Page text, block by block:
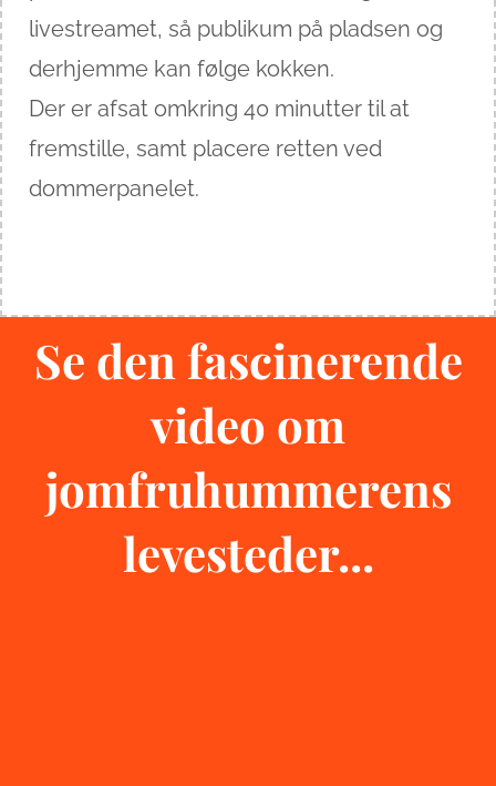
livestreamet, så publikum på pladsen og
derhjemme kan følge kokken.
Der er afsat omkring 40 minutter til at
fremstille, samt placere retten ved
dommerpanelet.
Se den fascinerende
video om
jomfruhummerens
levesteder...